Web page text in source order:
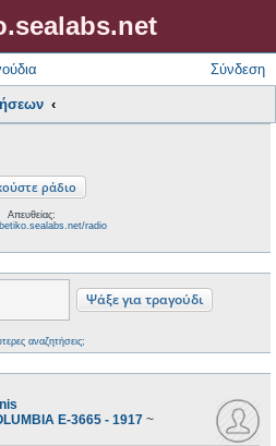
Σύνδεση
Απευθείας:
radio
αναζητήσεις;
E-3665 - 1917 ~